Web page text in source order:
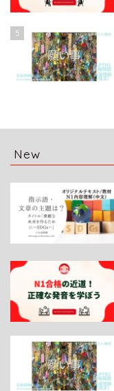
5
New